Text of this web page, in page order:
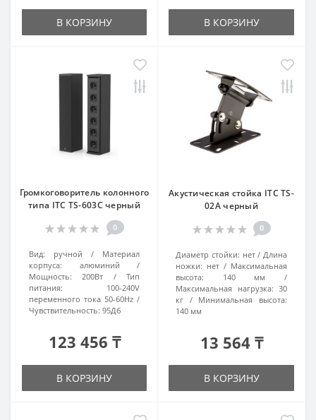
В КОРЗИНУ В КОРЗИНУ
Громкоговоритель колонного
типа ITC TS-603C черный
0
Вид: ручной
Материал
корпуса:
алюминий
Мощность:
200Вт
Тип
питания:
100-240V
переменного тока 50-60Hz
Чувствительность: 95Дб
123 456 ₸
В КОРЗИНУ
Акустическая стойка ITC TS-
02A черный
0
Диаметр стойки: нет
Длина
ножки: нет
Максимальная
высота:
140 мм
Максимальная нагрузка: 30
кг
Минимальная высота:
140 мм
13 564 ₸
В КОРЗИНУ